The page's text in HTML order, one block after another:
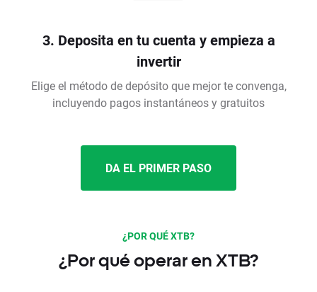
3. Deposita en tu cuenta y empieza a
invertir
Elige el método de depósito que mejor te convenga,
incluyendo pagos instantáneos y gratuitos
DA EL PRIMER PASO
¿POR QUÉ XTB?
¿Por qué operar en XTB?